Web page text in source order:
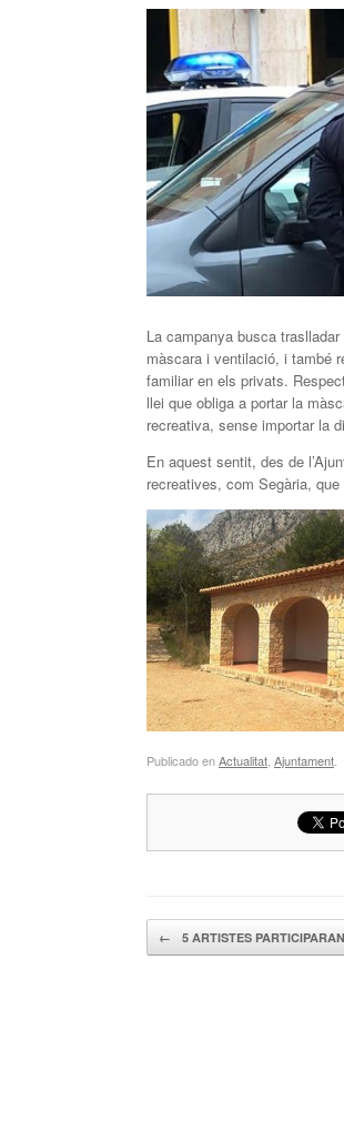
La campanya busca
màscara i ventilació, i també
familiar en els privats.
llei que obliga a portar la
recreativa, sense importar la
En aquest sentit, des de
recreatives, com Segària,
Publicado enActualitat Ajuntament
Navegador de artículos
← 5 ARTISTES